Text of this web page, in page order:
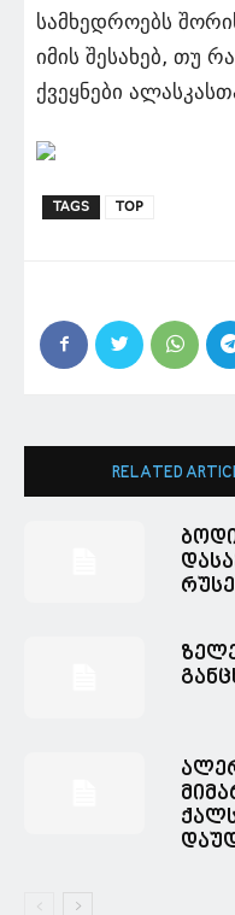
სამხედროებს
იმის შესახებ, თუ
ქვეყნები
TAGS TOP
RELATED